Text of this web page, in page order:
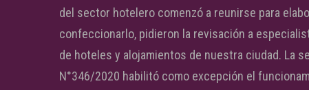
del sector hotelero comenzó a reunirse para
confeccionarlo, pidieron la revisación a
de hoteles y alojamientos de nuestra ciudad. La
N°346/2020 habilitó como excepción el